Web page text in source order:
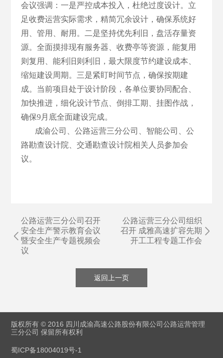
会议强调：一是严控成本投入，杜绝过度设计。立
足收费运营实际需求，精简冗余设计，确保系统好
用、管用、耐用。二是坚持优先利旧，盘活存量资
源。全面摸排现有服务器、收费亭等资源，能复用
则复用、能利旧则利旧，最大限度节约建设成本、
缩短建设周期。三是紧盯时间节点，确保按期建
成。当前项目处于设计阶段，各单位要协同配合、
加快推进，细化设计节点、倒排工期、挂图作战，
确保9月底全面建设完成。
成渝公司、公路运营三分公司、智能公司、公
路勘查设计院、交通勘查设计院相关人员参加会
议。
公路运营三分公司召开
安全生产警示教育会议
暨安全生产专题视频会
议
公路运营三分公司组织
召开 成雅高速扩容先期
开工工程专题工作会
返回上一页
版权所有 © 2016 四川成渝高速公路股份有限公司公路运营管理
三分公司 保留所有权利
蜀ICP备18004019号-1